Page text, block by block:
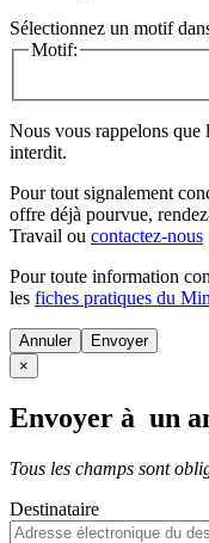
Sélectionnez un motif
Motif:
Nous vous rappelons que
interdit.
Pour tout signalement
offre déjà pourvue,
Travail ou contactez-nous
Pour toute information
les fiches pratiques du
Annuler
×
Envoyer à un
Tous les champs sont
Destinataire